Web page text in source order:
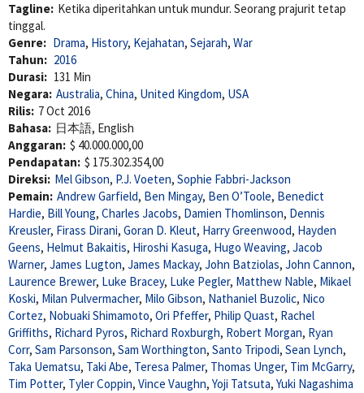
Tagline: Ketika diperitahkan untuk mundur. Seorang prajurit tetap
tinggal.
Genre: Drama, History, Kejahatan, Sejarah, War
Tahun: 2016
Durasi: 131 Min
Negara: Australia, China, United Kingdom, USA
Rilis: 7 Oct 2016
Bahasa: 日本語, English
Anggaran: $ 40.000.000,00
Pendapatan: $ 175.302.354,00
Direksi: Mel Gibson, P.J. Voeten, Sophie Fabbri-Jackson
Pemain: Andrew Garfield, Ben Mingay, Ben O’Toole, Benedict
Hardie, Bill Young, Charles Jacobs, Damien Thomlinson, Dennis
Kreusler, Firass Dirani, Goran D. Kleut, Harry Greenwood, Hayden
Geens, Helmut Bakaitis, Hiroshi Kasuga, Hugo Weaving, Jacob
Warner, James Lugton, James Mackay, John Batziolas, John Cannon,
Laurence Brewer, Luke Bracey, Luke Pegler, Matthew Nable, Mikael
Koski, Milan Pulvermacher, Milo Gibson, Nathaniel Buzolic, Nico
Cortez, Nobuaki Shimamoto, Ori Pfeffer, Philip Quast, Rachel
Griffiths, Richard Pyros, Richard Roxburgh, Robert Morgan, Ryan
Corr, Sam Parsonson, Sam Worthington, Santo Tripodi, Sean Lynch,
Taka Uematsu, Taki Abe, Teresa Palmer, Thomas Unger, Tim McGarry,
Tim Potter, Tyler Coppin, Vince Vaughn, Yoji Tatsuta, Yuki Nagashima